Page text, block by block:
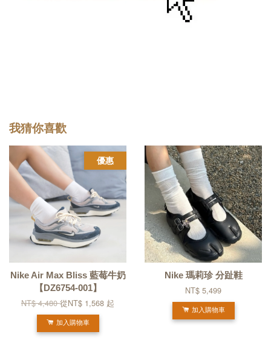
我猜你喜歡
優惠
Nike Air Max Bliss 藍莓牛奶
【DZ6754-001】
NT$ 4,480從NT$ 1,568 起
加入購物車
Nike 瑪莉珍 分趾鞋
NT$ 5,499
加入購物車